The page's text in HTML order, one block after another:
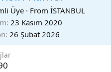
Üye · From İSTANBUL
23 Kasım 2020
26 Şubat 2026